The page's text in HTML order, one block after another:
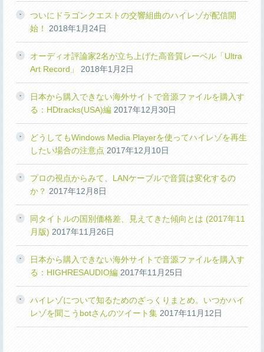
ついにドラゴンクエストの交響組曲のハイレゾが配信開
始！
2018年1月24日
オーディオ評論家2名が立ち上げた高音質レーベル「Ultra
Art Record」
2018年1月2日
日本から購入できない海外サイトで音源ファイルを購入す
る：HDtracks(USA)編 2017年12月30日
どうしてもWindows Media Playerを使ってハイレゾを再生
したい場合の注意点 2017年12月10日
プロの視点からみて、LANケーブルで音質は変化するの
か？ 2017年12月8日
同タイトルの国別価格差、見えてきた傾向とは (2017年11
月版) 2017年11月26日
日本から購入できない海外サイトで音源ファイルを購入す
る：HIGHRESAUDIO編 2017年11月25日
ハイレゾについて知るためのざっくりまとめ。いつかハイ
レゾを聞こうbotさんのツイート集 2017年11月12日